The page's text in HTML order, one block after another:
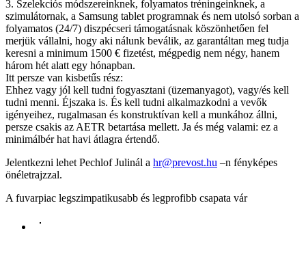
3. Szelekciós módszereinknek, folyamatos tréningeinknek, a
szimulátornak, a Samsung tablet programnak és nem utolsó sorban a
folyamatos (24/7) diszpécseri támogatásnak köszönhetően fel
merjük vállalni, hogy aki nálunk beválik, az garantáltan meg tudja
keresni a minimum 1500 € fizetést, mégpedig nem négy, hanem
három hét alatt egy hónapban.
Itt persze van kisbetűs rész:
Ehhez vagy jól kell tudni fogyasztani (üzemanyagot), vagy/és kell
tudni menni. Éjszaka is. És kell tudni alkalmazkodni a vevők
igényeihez, rugalmasan és konstruktívan kell a munkához állni,
persze csakis az AETR betartása mellett. Ja és még valami: ez a
minimálbér hat havi átlagra értendő.
Jelentkezni lehet Pechlof Julinál a hr@prevost.hu –n fényképes
önéletrajzzal.
A fuvarpiac legszimpatikusabb és legprofibb csapata vár